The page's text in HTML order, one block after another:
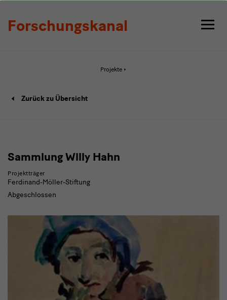
Forschungskanal
Projekte
Projekt
Zurück zu Übersicht
Sammlung Willy Hahn
Projektträger
Ferdinand-Möller-Stiftung
Abgeschlossen